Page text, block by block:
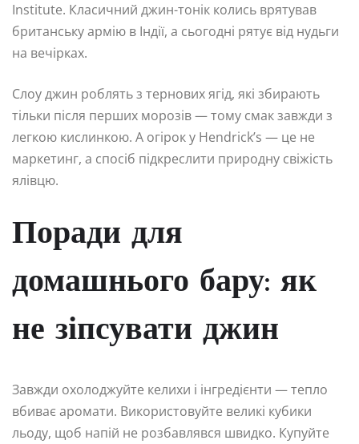
Institute. Класичний джин-тонік колись врятував
британську армію в Індії, а сьогодні рятує від нудьги
на вечірках.
Слоу джин роблять з тернових ягід, які збирають
тільки після перших морозів — тому смак завжди з
легкою кислинкою. А огірок у Hendrick’s — це не
маркетинг, а спосіб підкреслити природну свіжість
ялівцю.
Поради для
домашнього бару: як
не зіпсувати джин
Завжди охолоджуйте келихи і інгредієнти — тепло
вбиває аромати. Використовуйте великі кубики
льоду, щоб напій не розбавлявся швидко. Купуйте